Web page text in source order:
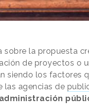
la propuesta
de proyectos o
siendo los factores
las agencias de